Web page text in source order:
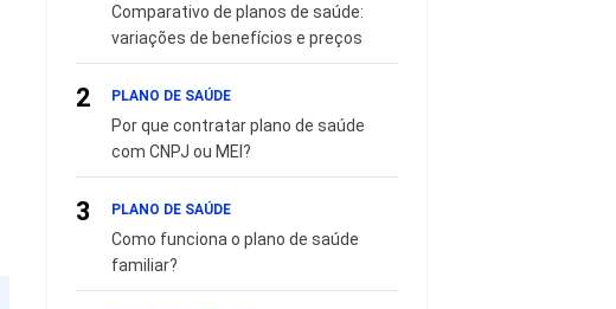
Comparativo de planos de saúde:
variações de benefícios e preços
2 PLANO DE SAÚDE
Por que contratar plano de saúde
com CNPJ ou MEI?
3 PLANO DE SAÚDE
Como funciona o plano de saúde
familiar?